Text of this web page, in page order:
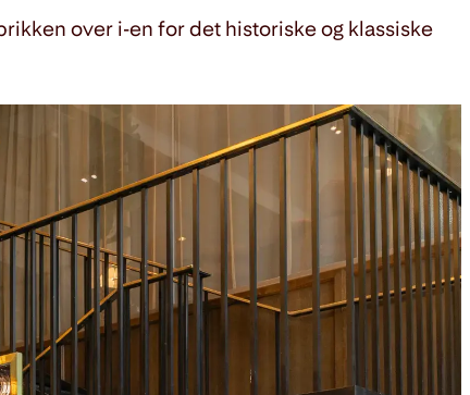
over i-en for det historiske og klassiske